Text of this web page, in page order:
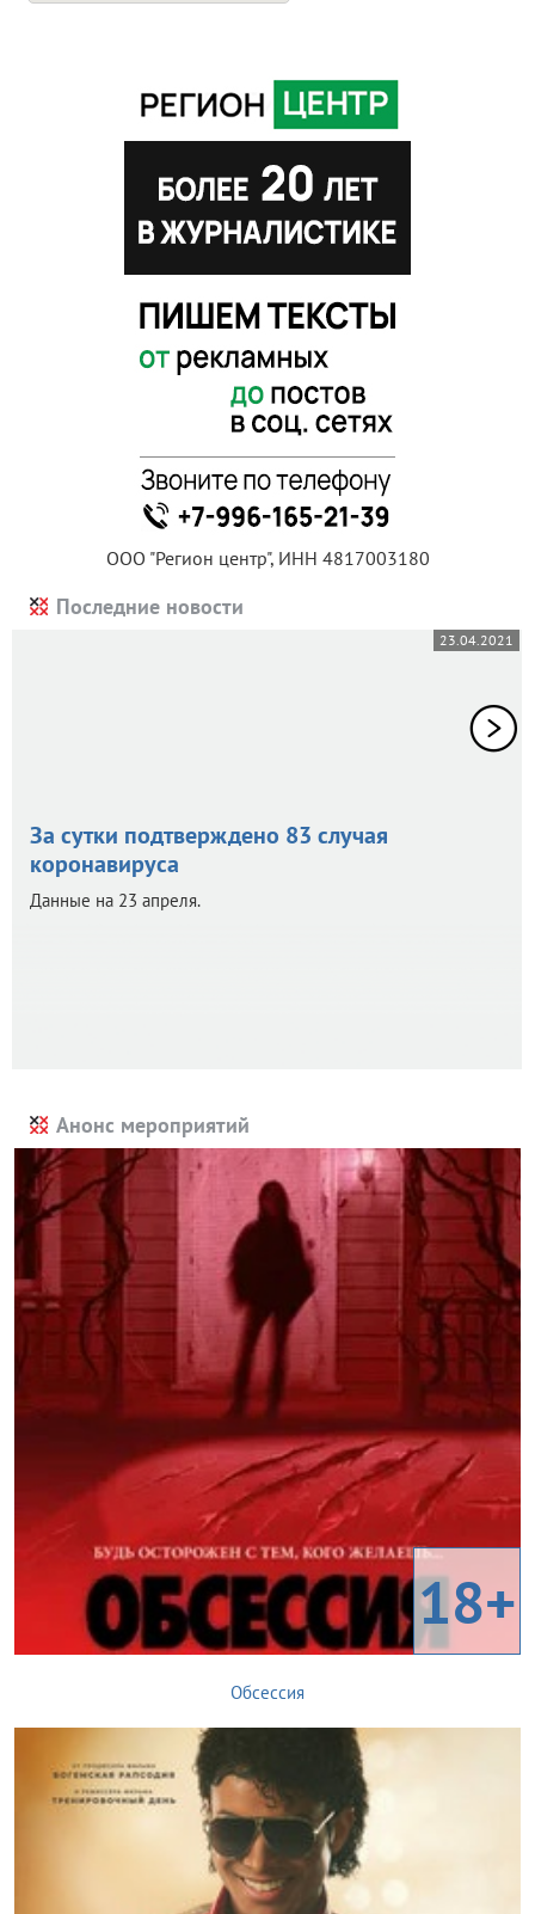
ООО "Регион центр", ИНН 4817003180
Последние новости
23.04.2021
За сутки подтверждено 83 случая
коронавируса
Данные на 23 апреля.
Анонс мероприятий
18+
Обсессия